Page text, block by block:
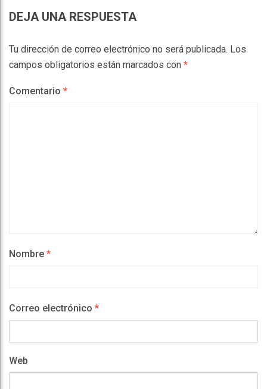
DEJA UNA RESPUESTA
Tu dirección de correo electrónico no será publicada. Los
campos obligatorios están marcados con *
Comentario *
Nombre *
Correo electrónico *
Web